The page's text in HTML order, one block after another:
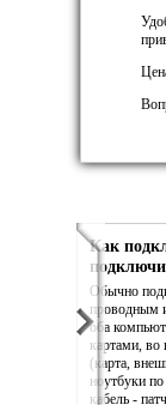
Как
Обычно
проводным
оба
картами, во
(карта,
ноутбуки
кабель -